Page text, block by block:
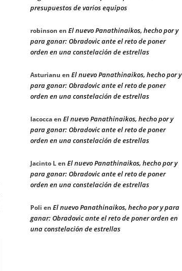
presupuestos de varios equipos
robinson en El nuevo Panathinaikos, hecho por y
para ganar: Obradovic ante el reto de poner
orden en una constelación de estrellas
Asturianu en El nuevo Panathinaikos, hecho por y
para ganar: Obradovic ante el reto de poner
orden en una constelación de estrellas
Iacoccaen El nuevo Panathinaikos, hecho por y
para ganar: Obradovic ante el reto de poner
orden en una constelación de estrellas
Jacinto Len El nuevo Panathinaikos, hecho por y
para ganar: Obradovic ante el reto de poner
orden en una constelación de estrellas
Poli en El nuevo Panathinaikos, hecho por y para
ganar: Obradovic ante el reto de poner orden en
una constelación de estrellas